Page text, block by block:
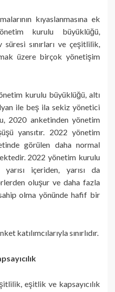
kıyaslanmasına ek
kurulu büyüklüğü,
süresi sınırları ve çeşitlilik,
üzere birçok yönetişim
kurulu büyüklüğü, altı
ile beş ila sekiz yönetici
2020 anketinden yönetim
yansıtır. 2022 yönetim
görülen daha normal
2022 yönetim kurulu
içeriden, yarısı da
oluşur ve daha fazla
olma yönünde hafif bir
katılımcılarıyla sınırlıdır.
eşitlik ve kapsayıcılık